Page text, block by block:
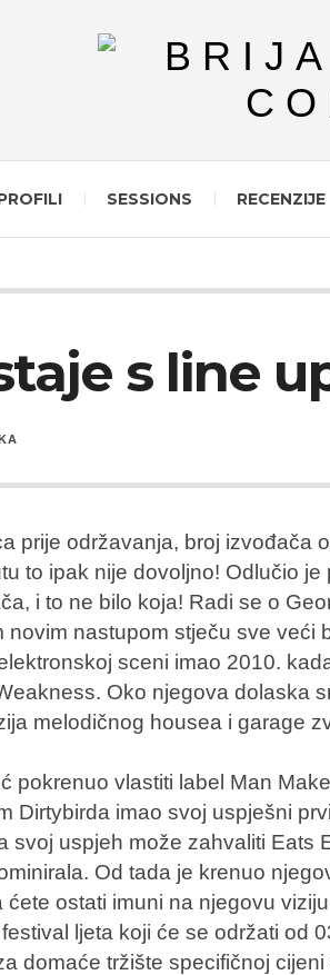
SESSIONS RECENZIJE
s line
prije održavanja, broj izvođača
to ipak nije dovoljno! Odlučio je
i to ne bilo koja! Radi se o
nastupom stječu sve veći
sceni imao 2010.
Oko njegova dolaska
melodičnog housea i garage
pokrenuo vlastiti label Man
Dirtybirda imao svoj uspješni
svoj uspjeh može zahvaliti Eats
Od tada je krenuo
ostati imuni na njegovu
ljeta koji će se održati od
domaće tržište specifičnoj